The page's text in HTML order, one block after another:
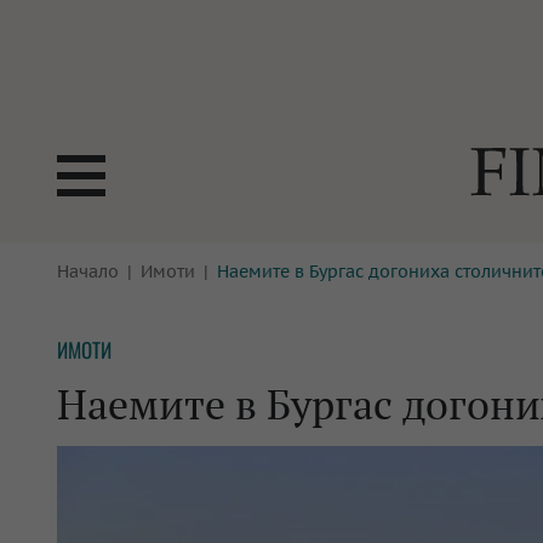
БОРСИ
КРИПТО
БАНКИ
ПАРИТЕ
ИМОТИ
Начало Имоти Наемите в Бургас догониха
ИМОТИ
Наемите в Бургас